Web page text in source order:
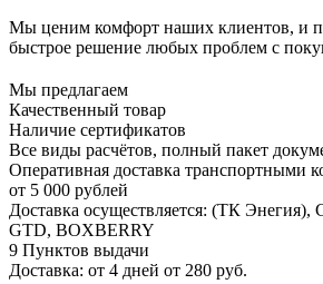
Мы ценим комфорт наших клиентов, и
быстрое решение любых проблем с
Мы предлагаем
Качественный товар
Наличие сертификатов
Все виды расчётов, полный пакет
Оперативная доставка транспортными
от 5 000 рублей
Доставка осуществляется: (ТК
GTD, BOXBERRY
9 Пунктов выдачи
Доставка: от 4 дней от 280 руб.